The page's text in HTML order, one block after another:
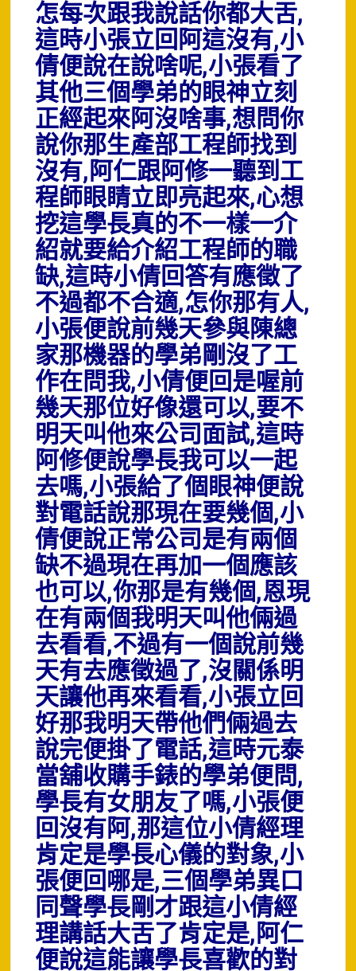
怎每次跟我說話你都大舌,
這時小張立回阿這沒有,小
倩便說在說啥呢,小張看了
其他三個學弟的眼神立刻
正經起來阿沒啥事,想問你
說你那生產部工程師找到
沒有,阿仁跟阿修一聽到工
程師眼睛立即亮起來,心想
挖這學長真的不一樣一介
紹就要給介紹工程師的職
缺,這時小倩回答有應徵了
不過都不合適,怎你那有人,
小張便說前幾天參與陳總
家那機器的學弟剛沒了工
作在問我,小倩便回是喔前
幾天那位好像還可以,要不
明天叫他來公司面試,這時
阿修便說學長我可以一起
去嗎,小張給了個眼神便說
對電話說那現在要幾個,小
倩便說正常公司是有兩個
缺不過現在再加一個應該
也可以,你那是有幾個,恩現
在有兩個我明天叫他倆過
去看看,不過有一個說前幾
天有去應徵過了,沒關係明
天讓他再來看看,小張立回
好那我明天帶他們倆過去
說完便掛了電話,這時元泰
當舖收購手錶的學弟便問,
學長有女朋友了嗎,小張便
回沒有阿,那這位小倩經理
肯定是學長心儀的對象,小
張便回哪是,三個學弟異口
同聲學長剛才跟這小倩經
理講話大舌了肯定是,阿仁
便說這能讓學長喜歡的對